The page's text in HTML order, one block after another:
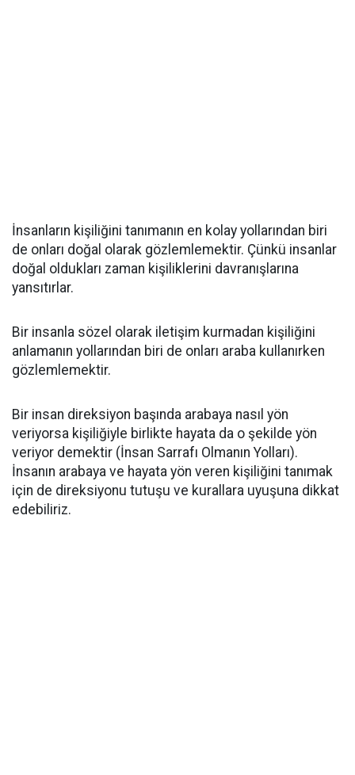
İnsanların kişiliğini tanımanın en kolay yollarından biri
de onları doğal olarak gözlemlemektir. Çünkü insanlar
doğal oldukları zaman kişiliklerini davranışlarına
yansıtırlar.
Bir insanla sözel olarak iletişim kurmadan kişiliğini
anlamanın yollarından biri de onları araba kullanırken
gözlemlemektir.
Bir insan direksiyon başında arabaya nasıl yön
veriyorsa kişiliğiyle birlikte hayata da o şekilde yön
veriyor demektir (İnsan Sarrafı Olmanın Yolları).
İnsanın arabaya ve hayata yön veren kişiliğini tanımak
için de direksiyonu tutuşu ve kurallara uyuşuna dikkat
edebiliriz.